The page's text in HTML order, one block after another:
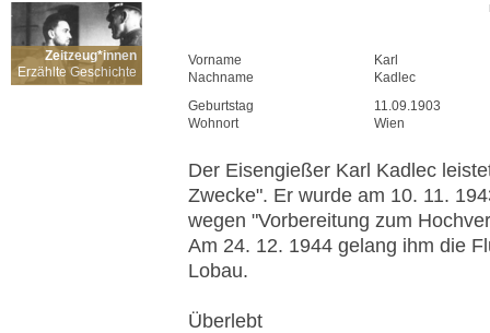
Zeitzeug*innen
Erzählte Geschichte
Vorname
Karl
Nachname
Kadlec
Geburtstag
11.09.1903
Wohnort
Wien
Der Eisengießer Karl Kadlec
Zwecke". Er wurde am 10. 11.
wegen "Vorbereitung zum
Am 24. 12. 1944 gelang ihm die
Lobau.
Überlebt